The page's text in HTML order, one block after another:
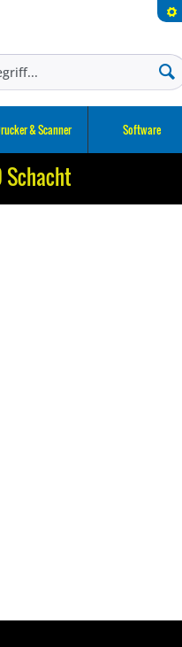
& Scanner Software
Schacht